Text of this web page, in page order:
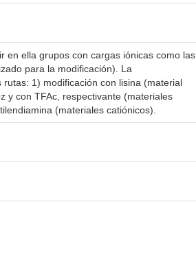
en ella grupos con cargas iónicas como las
para la modificación). La
1) modificación con lisina (material
y con TFAc, respectivante (materiales
(materiales catiónicos).